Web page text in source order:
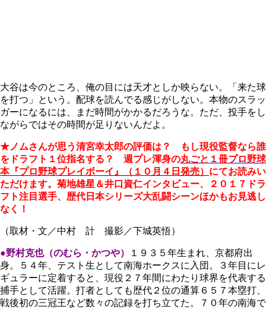
大谷は今のところ、俺の目には天才としか映らない。「来た球
を打つ」という。配球を読んでる感じがしない。本物のスラッ
ガーになるには、まだ時間がかかるだろうな。ただ、投手をし
ながらではその時間が足りないんだよ。
★ノムさんが思う清宮幸太郎の評価は？ もし現役監督なら誰
をドラフト１位指名する？ 週プレ渾身の丸ごと１冊プロ野球
本『プロ野球プレイボーイ』（１０月４日発売） にてお読みい
ただけます。菊地雄星＆井口資仁インタビュー、２０１７ドラ
フト注目選手、歴代日本シリーズ大乱闘シーンほかもお見逃し
なく！
（取材・文／中村 計 撮影／下城英悟）
●野村克也（のむら・かつや）
１９３５年生まれ、京都府出
身。５４年、テスト生として南海ホークスに入団。３年目にレ
ギュラーに定着すると、現役２７年間にわたり球界を代表する
捕手として活躍。打者としても歴代２位の通算６５７本塁打、
戦後初の三冠王など数々の記録を打ち立てた。７０年の南海で